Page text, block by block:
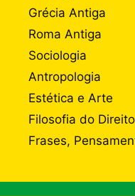
Grécia Antiga
Roma Antiga
Sociologia
Antropologia
Estética e Arte
Filosofia do Direito
Frases,